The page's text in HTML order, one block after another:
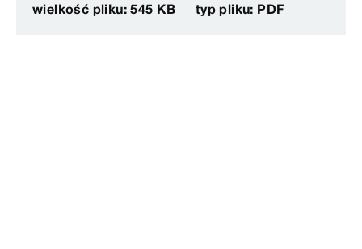
wielkość pliku: 545 KB
typ pliku: PDF